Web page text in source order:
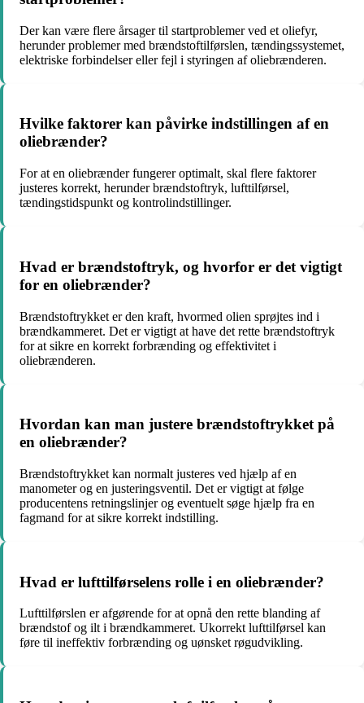
Der kan være flere årsager til startproblemer ved et oliefyr,
herunder problemer med brændstoftilførslen, tændingssystemet,
elektriske forbindelser eller fejl i styringen af oliebrænderen.
Hvilke faktorer kan påvirke indstillingen af en
oliebrænder?
For at en oliebrænder fungerer optimalt, skal flere faktorer
justeres korrekt, herunder brændstoftryk, lufttilførsel,
tændingstidspunkt og kontrolindstillinger.
Hvad er brændstoftryk, og hvorfor er det vigtigt
for en oliebrænder?
Brændstoftrykket er den kraft, hvormed olien sprøjtes ind i
brændkammeret. Det er vigtigt at have det rette brændstoftryk
for at sikre en korrekt forbrænding og effektivitet i
oliebrænderen.
Hvordan kan man justere brændstoftrykket på
en oliebrænder?
Brændstoftrykket kan normalt justeres ved hjælp af en
manometer og en justeringsventil. Det er vigtigt at følge
producentens retningslinjer og eventuelt søge hjælp fra en
fagmand for at sikre korrekt indstilling.
Hvad er lufttilførselens rolle i en oliebrænder?
Lufttilførslen er afgørende for at opnå den rette blanding af
brændstof og ilt i brændkammeret. Ukorrekt lufttilførsel kan
føre til ineffektiv forbrænding og uønsket røgudvikling.